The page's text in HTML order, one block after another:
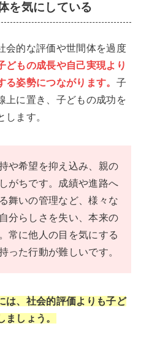
を気にしている
会的な評価や世間体を過度
どもの成長や自己実現より
る姿勢につながります。 子
上に置き、子どもの成功を
します。
や希望を抑え込み、親の
がちです。成績や進路へ
舞いの管理など、様々な
分らしさを失い、本来の
常に他人の目を気にする
った行動が難しいです。
は、社会的評価よりも子ど
ましょう。